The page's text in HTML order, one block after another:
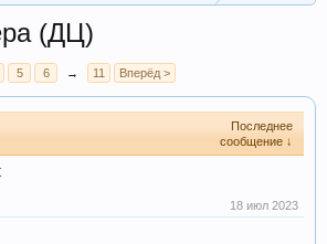
(ДЦ)
5 6 → 11 Вперёд >
Последнее
сообщение ↓
18 июл 2023